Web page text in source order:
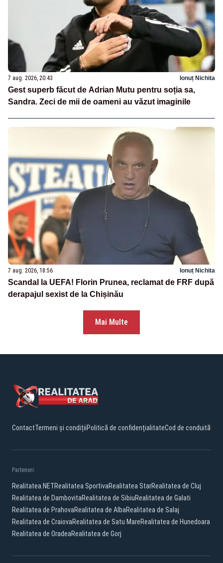
7 aug. 2026, 20:43 Ionuț Nichita
Gest superb făcut de Adrian Mutu pentru soția sa,
Sandra. Zeci de mii de oameni au văzut imaginile
7 aug. 2026, 18:56 Ionuț Nichita
Scandal la UEFA! Florin Prunea, reclamat de FRF după
derapajul sexist de la Chișinău
Mai Multe
ContactTermeni și condițiiPolitică de confidențialitateCod de conduită
Parteneri:
Realitatea.NETRealitatea SportivaRealitatea StarRealitatea de Cluj
Realitatea de DambovitaRealitatea de SibiuRealitatea de Galati
Realitatea de PrahovaRealitatea de AlbaRealitatea de Salaj
Realitatea de CraiovaRealitatea de Satu MareRealitatea de Hunedoara
Realitatea de OradeaRealitatea de Gorj